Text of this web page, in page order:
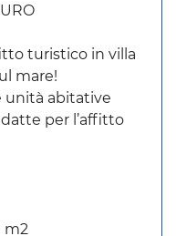
turistico in villa
mare!
unità abitative
per l’affitto
m2